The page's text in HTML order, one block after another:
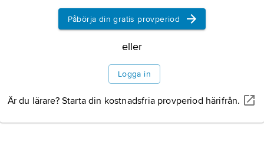
Information om artikeln
Påbörja din gratis provperiod
eller
Logga in
Är du lärare? Starta din kostnadsfria provperiod härifrån.